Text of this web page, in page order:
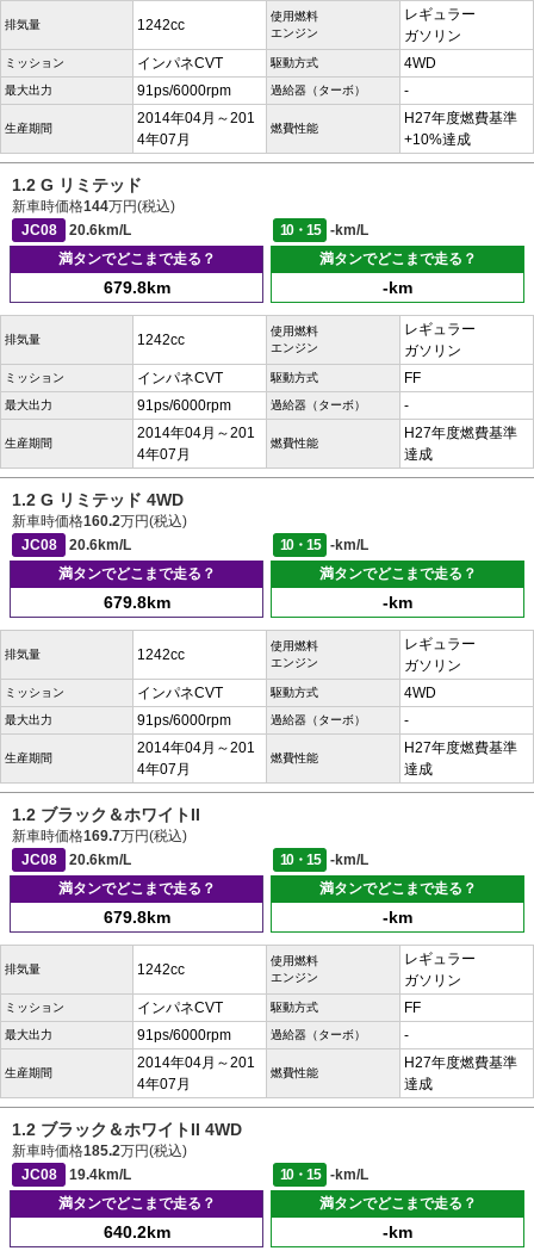
排気量 1242cc
使用燃料
エンジン
レギュラー
ガソリン
ミッション インパネCVT 駆動方式 4WD
最大出力 91ps/6000rpm 過給器（ターボ） -
生産期間
2014年04月～201
4年07月
燃費性能
H27年度燃費基準
+10%達成
1.2 G リミテッド
新車時価格144万円(税込)
JC08
20.6km/L 10・15
-km/L
満タンでどこまで走る？
679.8km
満タンでどこまで走る？
-km
排気量 1242cc
使用燃料
エンジン
レギュラー
ガソリン
ミッション インパネCVT 駆動方式 FF
最大出力 91ps/6000rpm 過給器（ターボ） -
生産期間
2014年04月～201
4年07月
燃費性能
H27年度燃費基準
達成
1.2 G リミテッド 4WD
新車時価格160.2万円(税込)
JC08
20.6km/L 10・15
-km/L
満タンでどこまで走る？
679.8km
満タンでどこまで走る？
-km
排気量 1242cc
使用燃料
エンジン
レギュラー
ガソリン
ミッション インパネCVT 駆動方式 4WD
最大出力 91ps/6000rpm 過給器（ターボ） -
生産期間
2014年04月～201
4年07月
燃費性能
H27年度燃費基準
達成
1.2 ブラック＆ホワイトII
新車時価格169.7万円(税込)
JC08
20.6km/L 10・15
-km/L
満タンでどこまで走る？
679.8km
満タンでどこまで走る？
-km
排気量 1242cc
使用燃料
エンジン
レギュラー
ガソリン
ミッション インパネCVT 駆動方式 FF
最大出力 91ps/6000rpm 過給器（ターボ） -
生産期間
2014年04月～201
4年07月
燃費性能
H27年度燃費基準
達成
1.2 ブラック＆ホワイトII 4WD
新車時価格185.2万円(税込)
JC08
19.4km/L 10・15
-km/L
満タンでどこまで走る？
640.2km
満タンでどこまで走る？
-km